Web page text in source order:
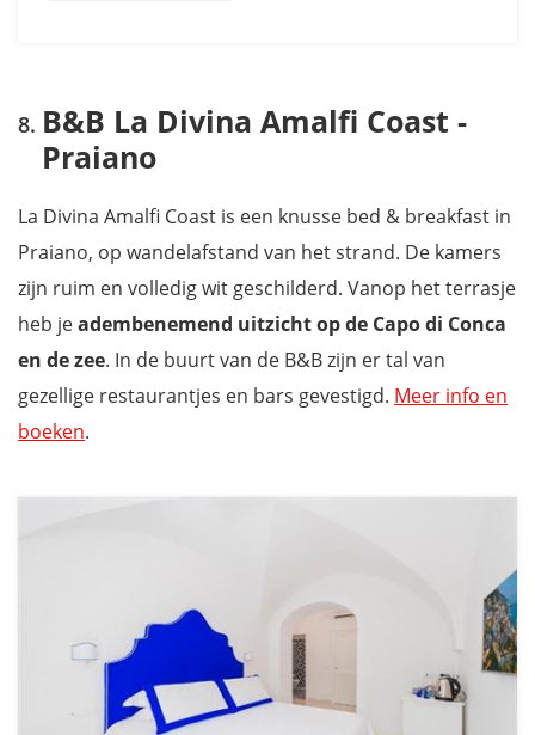
B&B La Divina Amalfi Coast -
Praiano
La Divina Amalfi Coast is een knusse bed & breakfast in
Praiano, op wandelafstand van het strand. De kamers
zijn ruim en volledig wit geschilderd. Vanop het terrasje
heb jeadembenemend uitzicht op de Capo di Conca
en de zee. In de buurt van de B&B zijn er tal van
gezellige restaurantjes en bars gevestigd. Meer info en
boeken.